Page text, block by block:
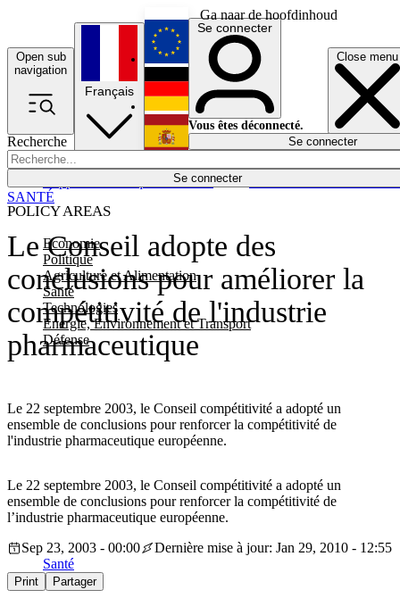
Ga naar de hoofdinhoud
Open sub
navigation
Close menu
Recherche
Se connecter
POLICY AREAS
Economie
Politique
Agriculture et Alimentation
Santé
Technologies
Energie, Environnement et Transport
Défense
Économie
Français
English
Deutsch
Español
Se connecter
Vous êtes déconnecté.
Se connecter
Le Conseil adopte des
conclusions pour améliorer la
compétitivité de l'industrie
pharmaceutique
Le 22 septembre 2003, le Conseil compétitivité a adopté un
ensemble de conclusions pour renforcer la compétitivité de
l'industrie pharmaceutique européenne.
SANTÉ
Le 22 septembre 2003, le Conseil compétitivité a adopté un
ensemble de conclusions pour renforcer la compétitivité de
l’industrie pharmaceutique européenne.
Sep 23, 2003 - 00:00
Dernière mise à jour: Jan 29, 2010 - 12:55
Santé
Print Partager